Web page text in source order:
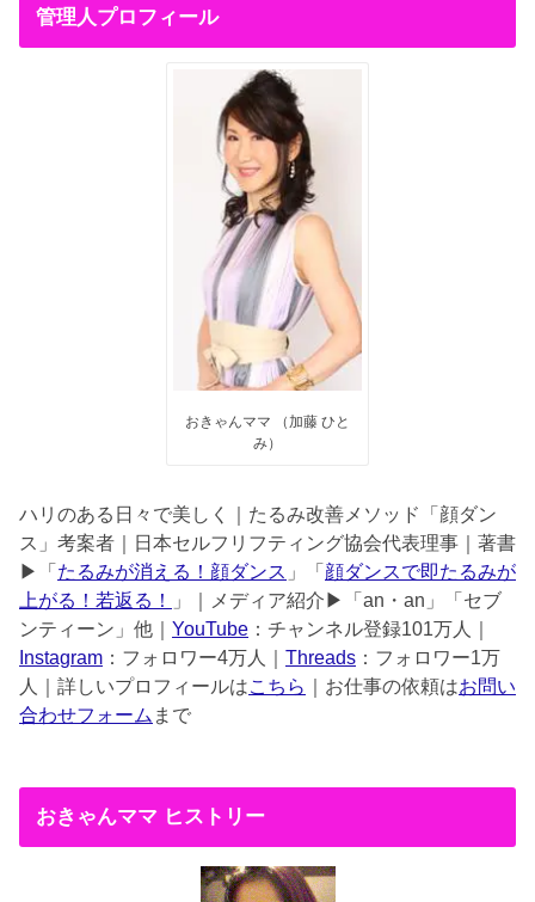
管理人プロフィール
おきゃんママ （加藤 ひと
み）
ハリのある日々で美しく｜たるみ改善メソッド「顔ダン
ス」考案者｜日本セルフリフティング協会代表理事｜著書
▶︎「 たるみが消える！顔ダンス 」「 顔ダンスで即たるみが
上がる！若返る！
」｜メディア紹介▶︎「an・an」「セブ
ンティーン」他｜ YouTube ：チャンネル登録101万人｜
Instagram ：フォロワー4万人｜ Threads ：フォロワー1万
人｜詳しいプロフィールはこちら ｜お仕事の依頼はお問い
合わせフォーム まで
おきゃんママ ヒストリー